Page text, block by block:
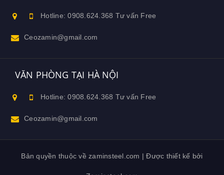
Hotline: 0908.624.368 Tư vấn Free
Ceozamin@gmail.com
VĂN PHÒNG TẠI HÀ NỘI
Hotline: 0908.624.368 Tư vấn Free
Ceozamin@gmail.com
Bản quyền thuộc về zaminsteel.com | Được thiết kế bởi